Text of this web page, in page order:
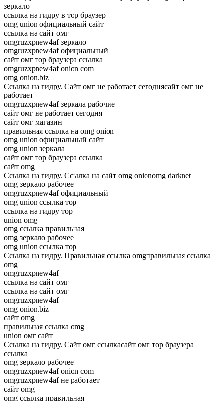
зеркало
ссылка на гидру в тор браузер
omg union официальный сайт
ссылка на сайт омг
omgruzxpnew4af зеркало
omgruzxpnew4af официальный
сайт омг тор браузера ссылка
omgruzxpnew4af onion com
omg onion.biz
Ссылка на гидру. Сайт омг не работает сегоднясайт омг не
работает
omgruzxpnew4af зеркала рабочие
сайт омг не работает сегодня
сайт омг магазин
правильная ссылка на omg onion
omg union официальный сайт
omg union зеркала
сайт омг тор браузера ссылка
сайт omg
Ссылка на гидру. Ссылка на сайт omg onionomg darknet
omg зеркало рабочее
omgruzxpnew4af официальный
omg union ссылка тор
ссылка на гидру тор
union omg
omg ссылка правильная
omg зеркало рабочее
omg union ссылка тор
Ссылка на гидру. Правильная ссылка omgправильная ссылка
omg
omgruzxpnew4af
ссылка на сайт омг
ссылка на сайт омг
omgruzxpnew4af
omg onion.biz
сайт omg
правильная ссылка omg
union омг сайт
Ссылка на гидру. Сайт омг ссылкасайт омг тор браузера
ссылка
omg зеркало рабочее
omgruzxpnew4af onion com
omgruzxpnew4af не работает
сайт omg
omg ссылка правильная